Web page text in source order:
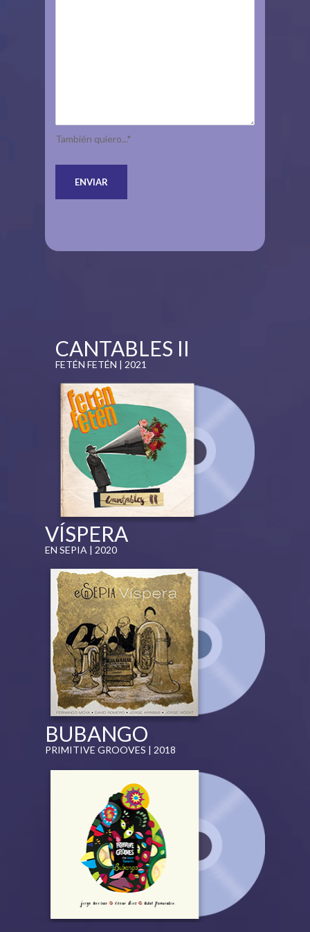
También quiero...*
CANTABLES II
FETÉN FETÉN | 2021
VÍSPERA
EN SEPIA | 2020
BUBANGO
PRIMITIVE GROOVES | 2018